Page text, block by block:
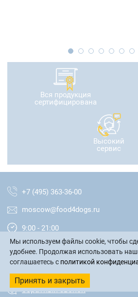
Вся продукция
сертифицирована
Высокий
сервис
+7 (495) 363-36-00
moscow@food4dogs.ru
9:00 - 21:00
Москва и МО
обратный звонок
Мы используем файлы cookie, чтобы
удобнее. Продолжая использовать
соглашаетесь с политикой
Принять и закрыть